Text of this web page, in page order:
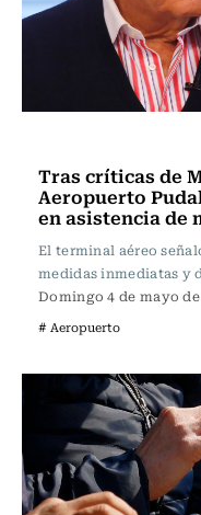
Tras críticas de
Aeropuerto
en asistencia de
El terminal aéreo
medidas inmediatas y
Domingo 4 de mayo de
# Aeropuerto